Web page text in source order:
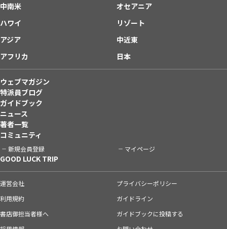
中南米
オセアニア
ハワイ
リゾート
アジア
中近東
アフリカ
日本
ウェブマガジン
特派員ブログ
ガイドブック
ニュース
著者一覧
コミュニティ
新規会員登録 マイページ
GOOD LUCK TRIP
運営会社
プライバシーポリシー
利用規約
ガイドライン
書店御担当者様へ
ガイドブックに投稿する